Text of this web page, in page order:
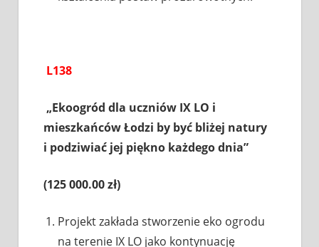
L138
„Ekoogród dla uczniów IX LO i
mieszkańców Łodzi by być bliżej natury
i podziwiać jej piękno każdego dnia”
(125 000.00 zł)
Projekt zakłada stworzenie eko ogrodu
na terenie IX LO jako kontynuację